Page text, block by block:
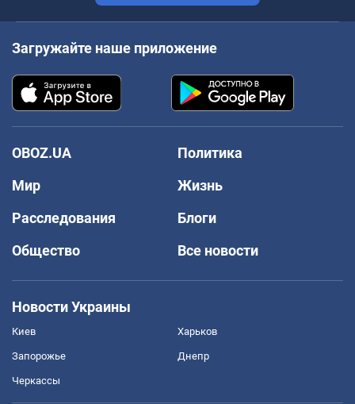
Загружайте наше приложение
OBOZ.UA
Политика
Мир
Жизнь
Расследования
Блоги
Общество
Все новости
Новости Украины
Киев Харьков
Запорожье Днепр
Черкассы